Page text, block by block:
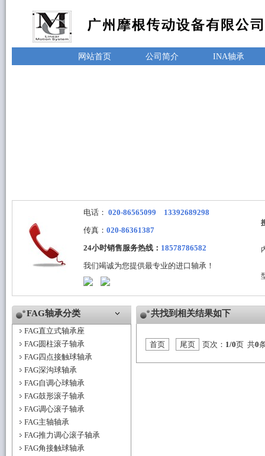
网站首页 公司简介 INA轴承
电话： 020-86565099 13392689298
传真： 020-86361387
24小时销售服务热线： 18578786582
我们竭诚为您提供最专业的进口轴承！
FAG轴承分类
FAG直立式轴承座
FAG圆柱滚子轴承
FAG四点接触球轴承
FAG深沟球轴承
FAG自调心球轴承
FAG鼓形滚子轴承
FAG调心滚子轴承
FAG主轴轴承
FAG推力调心滚子轴承
FAG角接触球轴承
共找到相关结果如下
首页 尾页 页次： 1/0页 共0